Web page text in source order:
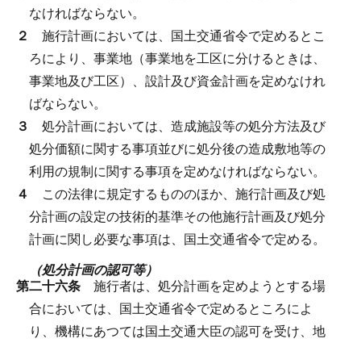
なければならない。
２ 施行計画においては、国土交通省令で定めるとこ
ろにより、事業地（事業地を工区に分けるときは、
事業地及び工区）、設計及び資金計画を定めなけれ
ばならない。
３ 処分計画においては、造成施設等の処分方法及び
処分価額に関する事項並びに処分後の造成敷地等の
利用の規制に関する事項を定めなければならない。
４ この法律に規定するもののほか、施行計画及び処
分計画の設定の技術的基準その他施行計画及び処分
計画に関し必要な事項は、国土交通省令で定める。
（処分計画の認可等）
第二十六条 施行者は、処分計画を定めようとする場
合においては、国土交通省令で定めるところによ
り、機構にあつては国土交通大臣の認可を受け、地